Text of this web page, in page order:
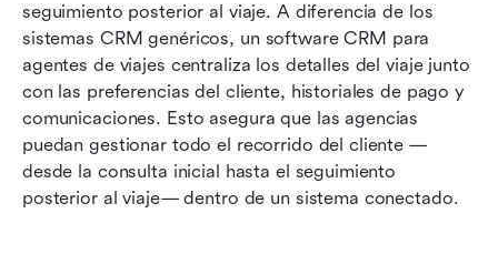
seguimiento posterior al viaje. A diferencia de los
sistemas CRM genéricos, un software CRM para
agentes de viajes centraliza los detalles del viaje junto
con las preferencias del cliente, historiales de pago y
comunicaciones. Esto asegura que las agencias
puedan gestionar todo el recorrido del cliente —
desde la consulta inicial hasta el seguimiento
posterior al viaje— dentro de un sistema conectado.